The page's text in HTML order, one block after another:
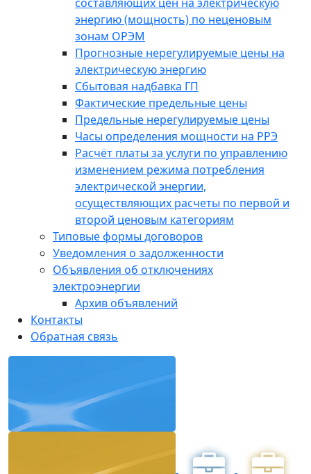
энергию (мощность) по неценовым
зонам ОРЭМ
Прогнозные нерегулируемые цены на
электрическую энергию
Сбытовая надбавка ГП
Фактические предельные цены
Предельные нерегулируемые цены
Часы определения мощности на РРЭ
Расчёт платы за услуги по управлению
изменением режима потребления
электрической энергии,
осуществляющих расчеты по первой и
второй ценовым категориям
Типовые формы договоров
Уведомления о задолженности
Объявления об отключениях
электроэнергии
Архив объявлений
Контакты
Обратная связь